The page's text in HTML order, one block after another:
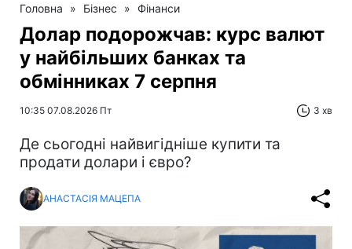
Головна » Бізнес » Фінанси
Долар подорожчав: курс валют
у найбільших банках та
обмінниках 7 серпня
10:35 07.08.2026 Пт 3 хв
Де сьогодні найвигідніше купити та
продати долари і євро?
АНАСТАСІЯ МАЦЕПА